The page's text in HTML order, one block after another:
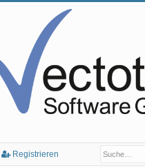
Registrieren